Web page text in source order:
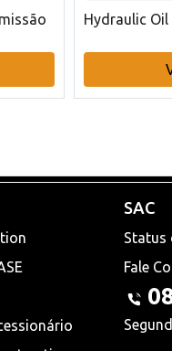
Hydraulic Oil
SAC
Status
Fale